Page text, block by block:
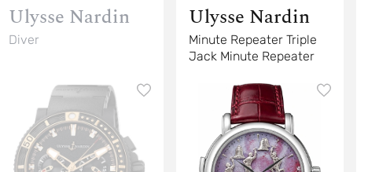
Ulysse Nardin
Diver
Ulysse Nardin
Minute Repeater Triple
Jack Minute Repeater